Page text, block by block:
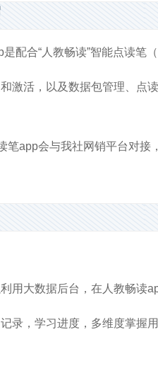
是配合“人教畅读”智能点读笔
激活，以及数据包管理、点
笔app会与我社网销平台对接
用大数据后台，在人教畅读
录，学习进度，多维度掌握用